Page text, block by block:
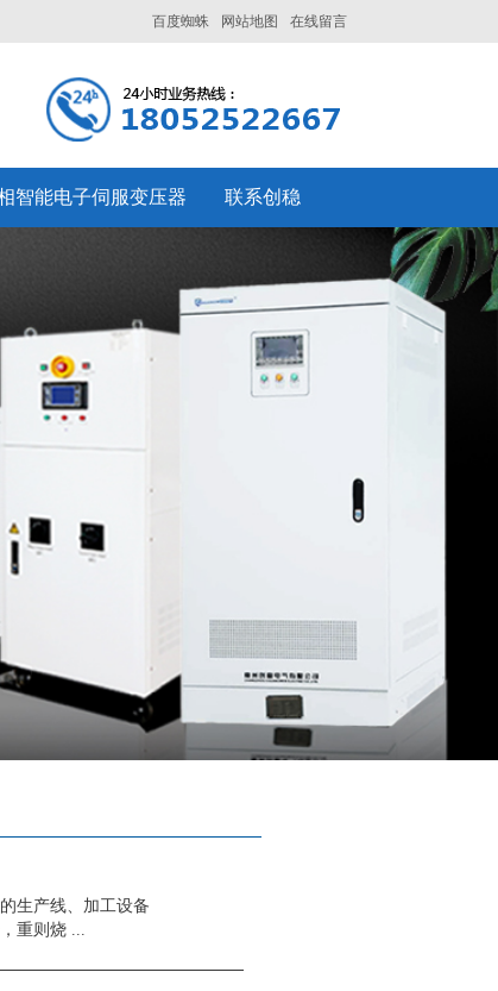
在线留言
网站地图
百度蜘蛛
智能电子伺服变压器 联系创稳
生产线、加工设备
重则烧 ...